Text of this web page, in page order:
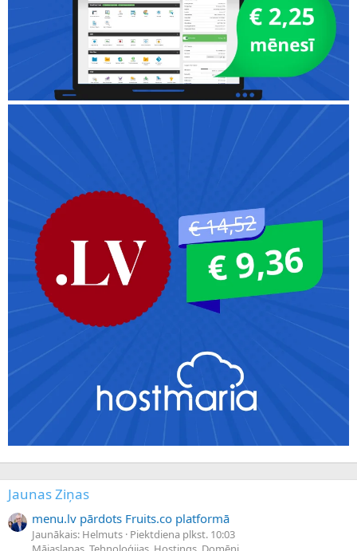
Jaunas Ziņas
menu.lv pārdots Fruits.co platformā
Jaunākais: Helmuts Piektdiena plkst. 10:03